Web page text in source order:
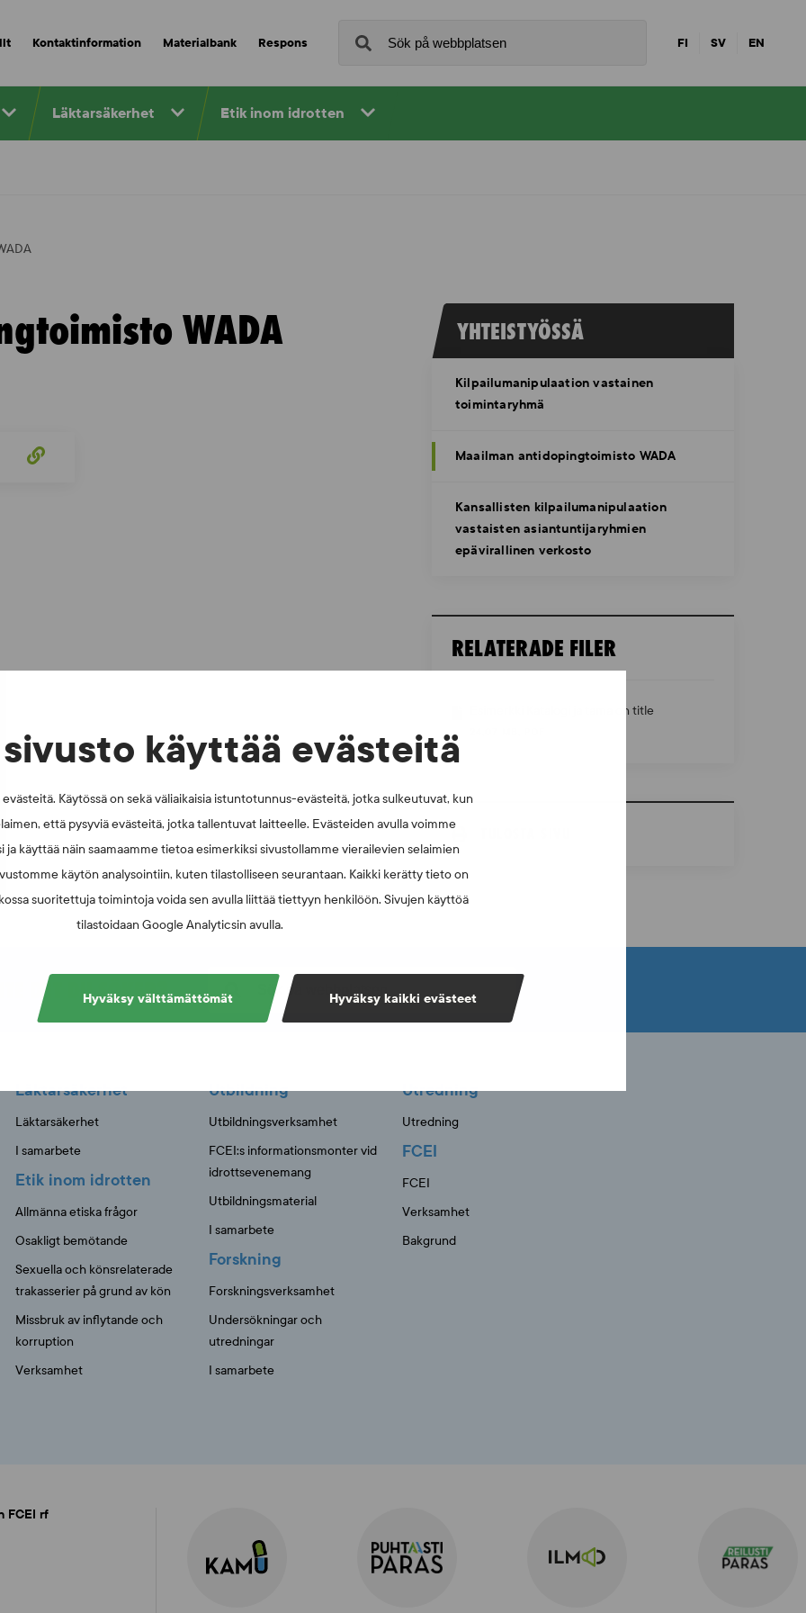
sivusto käyttää evästeitä
Käytössä on sekä väliaikaisia istuntotunnus-evästeitä, jotka sulkeutuvat, kun
että pysyviä evästeitä, jotka tallentuvat laitteelle. Evästeiden avulla voimme
ja käyttää näin saamaamme tietoa esimerkiksi sivustollamme vierailevien selaimien
käytön analysointiin, kuten tilastolliseen seurantaan. Kaikki kerätty tieto on
suoritettuja toimintoja voida sen avulla liittää tiettyyn henkilöön. Sivujen käyttöä
tilastoidaan Google Analyticsin avulla.
Hyväksy kaikki evästeet
Hyväksy välttämättömät
Kontaktinformation Materialbank Respons FI SV EN
Läktarsäkerhet Etik inom idrotten
WADA YHTEISTYÖSSÄ
Kilpailumanipulaation vastainen
toimintaryhmä
Maailman antidopingtoimisto WADA
Kansallisten kilpailumanipulaation
vastaisten asiantuntijaryhmien
epävirallinen verkosto
RELATERADE FILER
Esimerkki Katalogi ja tämä on title
DET DU SÖKER?
Läktarsäkerhet
Läktarsäkerhet
I samarbete
Etik inom idrotten
Allmänna etiska frågor
Osakligt bemötande
Sexuella och könsrelaterade
trakasserier på grund av kön
Missbruk av inflytande och
korruption
Verksamhet
Utbildning
Utbildningsverksamhet
FCEI:s informationsmonter vid
idrottsevenemang
Utbildningsmaterial
I samarbete
Forskning
Forskningsverksamhet
Undersökningar och
utredningar
I samarbete
Utredning
Utredning
FCEI
FCEI
Verksamhet
Bakgrund
FCEI rf